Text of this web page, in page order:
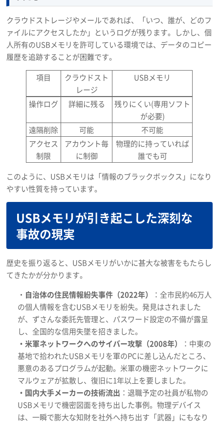
クラウドストレージやメールであれば、「いつ、誰が、どのフ
ァイルにアクセスしたか」というログが残ります。しかし、個
人所有のUSBメモリを許可している環境では、データのコピー
履歴を追跡することが困難です。
項目
クラウドスト
レージ
USBメモリ
操作ログ 詳細に残る
残りにくい(専用ソフト
が必要)
遠隔削除
可能
不可能
アクセス
制限
アカウント毎
に制御
物理的に持っていれば
誰でも可
このように、USBメモリは「情報のブラックボックス」になり
やすい性質を持っています。
USBメモリが引き起こした深刻な
事故の現実
歴史を振り返ると、USBメモリがいかに甚大な被害をもたらし
てきたかが分かります。
・ 自治体の住民情報紛失事件（2022年）
：全市民約46万人
の個人情報を含むUSBメモリを紛失。発見はされました
が、ずさんな委託先管理と、パスワード設定の不備が露呈
し、全国的な信用失墜を招きました。
・米軍ネットワークへのサイバー攻撃（2008年）
：中東の
基地で拾われたUSBメモリを軍のPCに差し込んだところ、
悪意のあるプログラムが起動。米軍の機密ネットワークに
マルウェアが拡散し、復旧に1年以上を要しました。
・国内大手メーカーの技術流出 ：退職予定の社員が私物の
USBメモリで機密図面を持ち出した事例。物理デバイス
は、一瞬で膨大な知財を社外へ持ち出す「武器」にもなり